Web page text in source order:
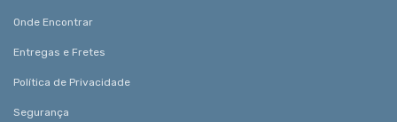
Onde Encontrar
Entregas e Fretes
Política de Privacidade
Segurança